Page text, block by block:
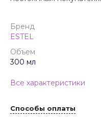
Бренд
ESTEL
Объем
300 мл
Все характеристики
Способы оплаты